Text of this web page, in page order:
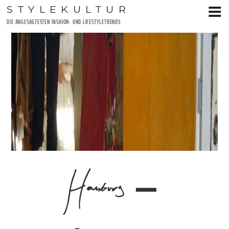
Zum
Inhalt
STYLEKULTUR
DIE ANGESAGTESTEN FASHION- UND LIFESTYLETRENDS
Hamburg –